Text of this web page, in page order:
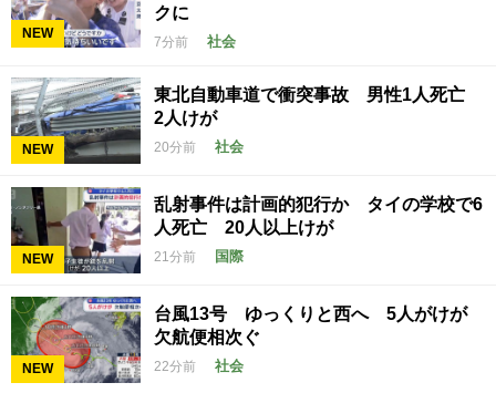
NEW
クに
7分前 社会
NEW
東北自動車道で衝突事故 男性1人死亡
2人けが
20分前 社会
NEW
乱射事件は計画的犯行か タイの学校で6
人死亡 20人以上けが
21分前 国際
NEW
台風13号 ゆっくりと西へ 5人がけが
欠航便相次ぐ
22分前 社会